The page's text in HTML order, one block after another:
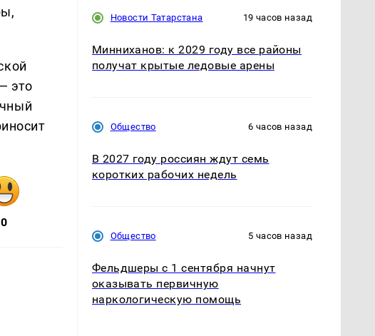
это
0
Новости Татарстана 19 часов назад
Минниханов: к 2029 году все районы
получат крытые ледовые арены
Общество 6 часов назад
В 2027 году россиян ждут семь
коротких рабочих недель
Общество 5 часов назад
Фельдшеры с 1 сентября начнут
оказывать первичную
наркологическую помощь